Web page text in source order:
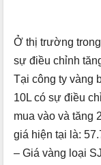
Ở thị trường
sự điều chỉnh
Tại công ty vàng
10L có sự điều
mua vào và tăng
giá hiện tại là:
– Giá vàng loại